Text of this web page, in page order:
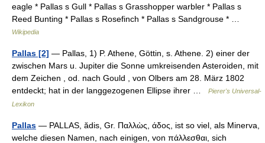
eagle * Pallas s Gull * Pallas s Grasshopper warbler * Pallas s
Reed Bunting * Pallas s Rosefinch * Pallas s Sandgrouse * …
Wikipedia
Pallas [2] — Pallas, 1) P. Athene, Göttin, s. Athene. 2) einer der
zwischen Mars u. Jupiter die Sonne umkreisenden Asteroiden, mit
dem Zeichen , od. nach Gould , von Olbers am 28. März 1802
entdeckt; hat in der langgezogenen Ellipse ihrer …
Pierer's Universal-
Lexikon
Pallas — PALLAS, ădis, Gr. Παλλὼς, άδος, ist so viel, als Minerva,
welche diesen Namen, nach einigen, von πάλλεσθαι, sich